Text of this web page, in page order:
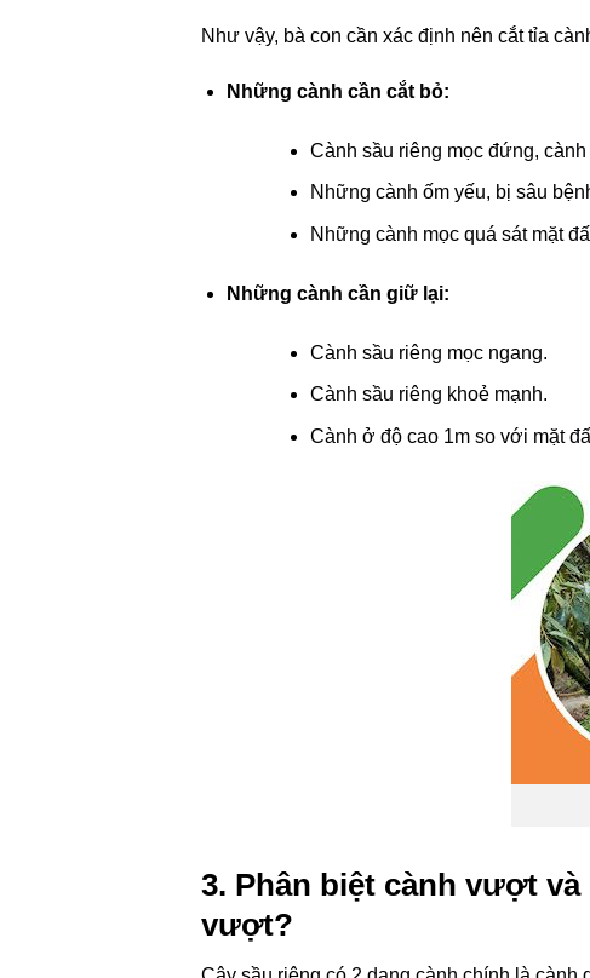
Như vậy, bà con cần xác định nên cắt tỉa
Những cành cần cắt bỏ:
Cành sầu riêng mọc đứng, cành
Những cành ốm yếu, bị sâu
Những cành mọc quá sát mặt
Những cành cần giữ lại:
Cành sầu riêng mọc ngang.
Cành sầu riêng khoẻ mạnh.
Cành ở độ cao 1m so với mặt
3. Phân biệt cành vượt
vượt?